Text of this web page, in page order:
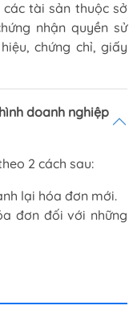
tài sản thuộc sở
nhận quyền sử
chứng chỉ, giấy
doanh nghiệp
2 cách sau:
lại hóa đơn mới.
đơn đối với những